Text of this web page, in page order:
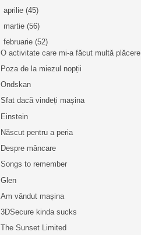
aprilie (45)
martie (56)
februarie (52)
O activitate care mi-a făcut multă plăcere
Poza de la miezul nopții
Ondskan
Sfat dacă vindeți mașina
Einstein
Născut pentru a peria
Despre mâncare
Songs to remember
Glen
Am vândut mașina
3DSecure kinda sucks
The Sunset Limited